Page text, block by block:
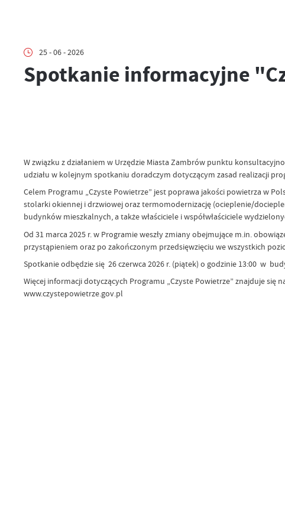
25 - 06 - 2026
Spotkanie informacyjne
W związku z działaniem w Urzędzie Miasta Zambrów punktu
udziału w kolejnym spotkaniu doradczym dotyczącym zasad realizacji
Celem Programu „Czyste Powietrze” jest poprawa jakości powietrza w
stolarki okiennej i drzwiowej oraz termomodernizację (ocieplenie/
budynków mieszkalnych, a także właściciele i współwłaściciele
Od 31 marca 2025 r. w Programie weszły zmiany obejmujące m.in.
przystąpieniem oraz po zakończonym przedsięwzięciu we wszystkich
Spotkanie odbędzie się 26 czerwca 2026 r. (piątek) o godzinie 13:00 w
Więcej informacji dotyczących Programu „Czyste Powietrze” znajduje
www.czystepowietrze.gov.pl